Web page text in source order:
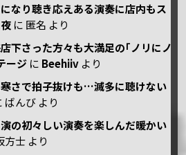
なり聴き応えある演奏に店内もス
に 匿名 より
下さった方々も大満足の｢ノリにノ
ージ に Beehiiv より
さで拍子抜けも…滅多に聴けない
ばんび より
の初々しい演奏を楽しんだ暖かい
方士 より